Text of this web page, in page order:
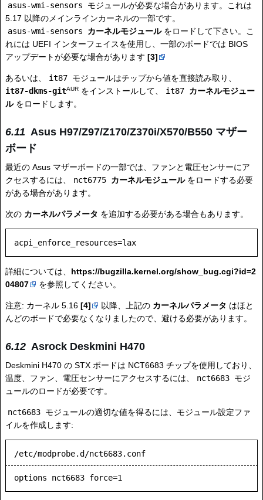
asus-wmi-sensors
モジュールが必要な場合があります。これは
5.17 以降のメインラインカーネルの一部です。
asus-wmi-sensors
カーネルモジュールをロードして下さい。こ
れには UEFI インターフェイスを使用し、一部のボードでは BIOS
アップデートが必要な場合があります [3]
あるいは、 it87 モジュールはチップから値を直接読み取り、
it87-dkms-gitAUR をインストールして、 it87 カーネルモジュー
ルをロードします。
Asus H97/Z97/Z170/Z370i/X570/B550 マザー
ボード
最近の Asus マザーボードの一部では、ファンと電圧センサーにア
クセスするには、
nct6775 カーネルモジュールをロードする必要
がある場合があります。
次の カーネルパラメータ を追加する必要がある場合もあります。
詳細については、 https://bugzilla.kernel.org/show_bug.cgi?id=2
04807
を参照してください。
注意: カーネル 5.16 [4] 以降、上記の カーネルパラメータ はほと
んどのボードで必要なくなりましたので、避ける必要があります。
Asrock Deskmini H470
Deskmini H470 の STX ボードは NCT6683 チップを使用しており、
温度、ファン、電圧センサーにアクセスするには、
nct6683 モジ
ュールのロードが必要です。
nct6683 モジュールの適切な値を得るには、モジュール設定ファ
イルを作成します:
/etc/modprobe.d/nct6683.conf